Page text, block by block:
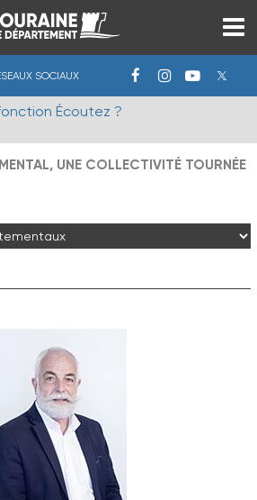
SOCIAUX
Écoutez ?
UNE COLLECTIVITÉ TOURNÉE